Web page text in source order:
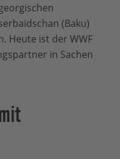
(Baku)
Heute ist der WWF
in Sachen